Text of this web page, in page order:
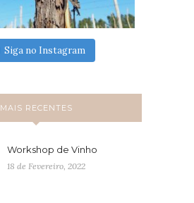
Siga no Instagram
MAIS RECENTES
Workshop de Vinho
18 de Fevereiro, 2022